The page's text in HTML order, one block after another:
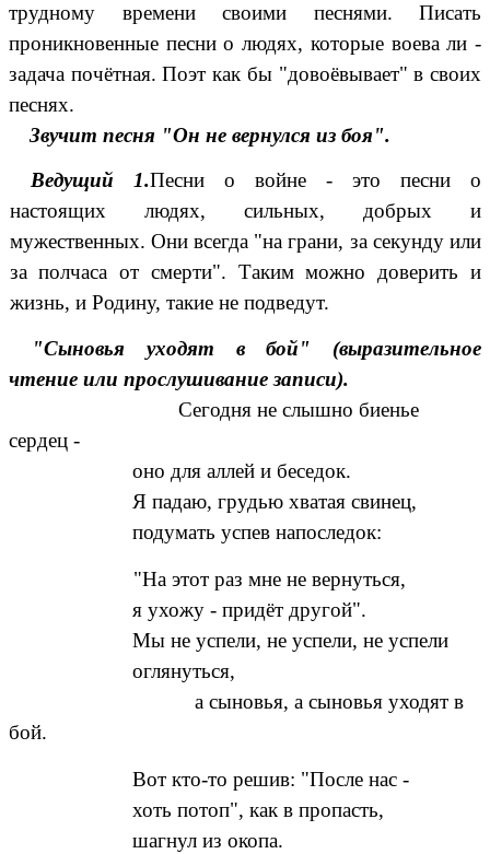
трудному времени своими песнями. Писать
проникновенные песни о людях, которые воева ли -
задача почётная. Поэт как бы "довоёвывает" в своих
песнях.
Звучит песня "Он не вернулся из боя".
Ведущий 1.Песни о войне - это песни о
настоящих людях, сильных, добрых и
мужественных. Они всегда "на грани, за секунду или
за полчаса от смерти". Таким можно доверить и
жизнь, и Родину, такие не подведут.
"Сыновья уходят в бой" (выразительное
чтение или прослушивание записи).
Сегодня не слышно биенье
сердец -
оно для аллей и беседок.
Я падаю, грудью хватая свинец,
подумать успев напоследок:
"На этот раз мне не вернуться,
я ухожу - придёт другой".
Мы не успели, не успели, не успели
оглянуться,
а сыновья, а сыновья уходят в
бой.
Вот кто-то решив: "После нас -
хоть потоп", как в пропасть,
шагнул из окопа.